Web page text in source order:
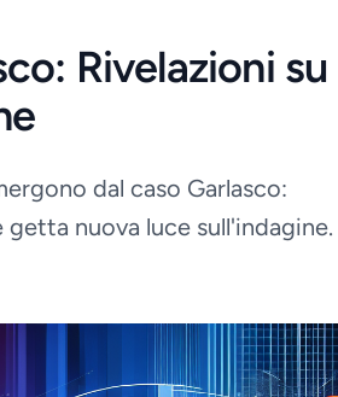
Rivelazioni su
dal caso Garlasco:
getta nuova luce sull'indagine.